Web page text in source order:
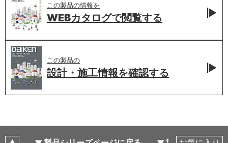
この製品の情報を
WEBカタログで閲覧する
この製品の
設計・施工情報を確認する